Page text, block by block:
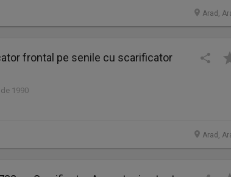
Arad,
frontal pe senile cu scarificator
1990
Arad,